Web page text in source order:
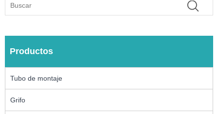
Productos
Tubo de montaje
Grifo